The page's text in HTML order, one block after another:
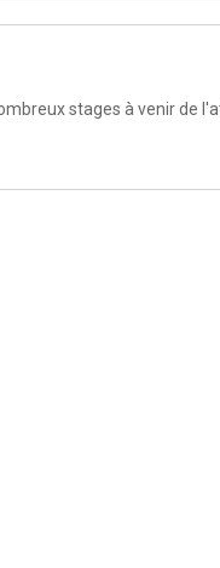
stages à venir de